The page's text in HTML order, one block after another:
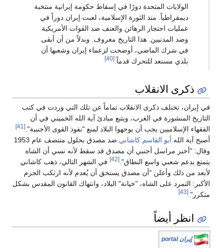
الولايات المتحدة دورًا في إسقاط حكومة إيرانية منتخبة
ديمقراطياً. منذ الثورة الإسلامية، لعبت إيران دوراً في
عمليات احتجاز الرهائن والعنف ضد القوات الأمريكية
وضد المدنيين. هذا التاريخ معروف. وبدلاً من أن أبقى
في شرك الماضي، أوضحت لزعماء إيران وشعبها أن
بلدي مستعد للتحرك قدماً. [40]
ذكرى الانقلاب
في إيران، تختلف ذكرى الانقلاب تماماً عن تلك التي وردت في كتب
التاريخ المنشورة في الغرب، ويتبع مبادئ آية الله الخميني في أن
الفقهاء الإسلاميين يجب أن يوجهوا البلاد لمنع "نفوذ القوى الأجنبية". [41]
أصبح آية الله أبو القاسم كاشاني
ضد مصدق بحلول منتصف عام 1953
وقال: "أخبر مراسل أجنبي أن مصدق قد سقط لأنه نسي أن الشاه
يتمتع بدعم شعبي واسع النطاق". [42]
في الشهر التالي، ذهب كاشاني
لأبعد من ذلك وأعلن "أن مصدق يستحق أن يُعدم لأنه ارتكب الجرم
الأكبر: التمرد على الشاه، "خيانة" البلاد، وانتهاك القانون المقدس بشكل
متكرر". [43]
انظر أيضاً
إيران portal